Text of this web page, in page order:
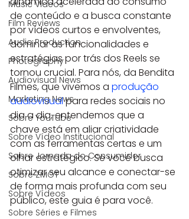
Music Videos
Film Reviews
Audio Production
Photography
Audiovisual News
Marketing News
Sobre YouTube
Sobre Vídeo Institucional
Sobre Jornada do Consumidor
Sobre ZMOT
Sobre Vídeos
Sobre Séries e Filmes
de conteúdo e a busca constante
por vídeos curtos e envolventes,
dominar as funcionalidades e
estratégias por trás dos Reels se
tornou crucial. Para nós, da Bendita
Filmes, que vivemos a produção
audiovisual para redes sociais no
dia a dia, entendemos que a
chave está em aliar criatividade
com as ferramentas certas e um
olhar estratégico. Se você busca
otimizar seu alcance e conectar-se
de forma mais profunda com seu
público, este guia é para você.